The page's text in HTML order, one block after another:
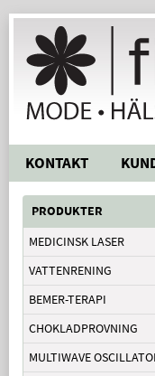
KONTAKT
PRODUKTER
MEDICINSK LASER
VATTENRENING
BEMER-TERAPI
CHOKLADPROVNING
MULTIWAVE